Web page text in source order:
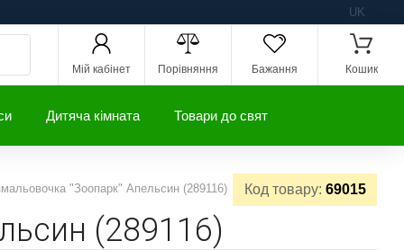
UK
Мій кабінет Порівняння Бажання Кошик
Дитяча кімната Товари до свят
Код товару: 69015
"Зоопарк" Апельсин (289116)
(289116)